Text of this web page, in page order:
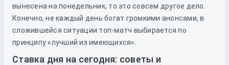
вынесена на понедельник, то это совсем другое дело.
Конечно, не каждый день богат громкими анонсами, в
сложившейся ситуации топ-матч выбирается по
принципу «лучший из имеющихся».
Ставка дня на сегодня: советы и